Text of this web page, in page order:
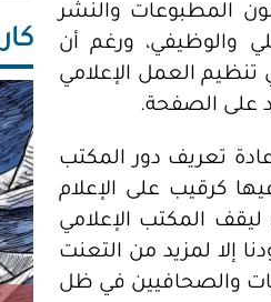
المطبوعات والنشر
بالتنظيم الهيكلي والوظيفي، ورغم أن
العمل الإعلامي
على الصفحة.
تعريف دور المكتب
كرقيب على الإعلام
المكتب الإعلامي
إلا لمزيد من التعنت
والصحافيين في ظل